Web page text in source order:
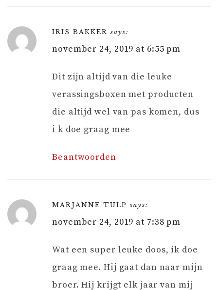
IRIS BAKKER says:
november 24, 2019 at 6:55 pm
Dit zijn altijd van die leuke
verassingsboxen met producten
die altijd wel van pas komen, dus
i k doe graag mee
Beantwoorden
MARJANNE TULP says:
november 24, 2019 at 7:38 pm
Wat een super leuke doos, ik doe
graag mee. Hij gaat dan naar mijn
broer. Hij krijgt elk jaar van mij